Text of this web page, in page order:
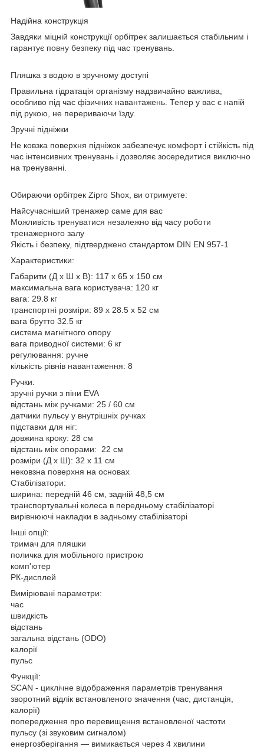
Надійна конструкція
Завдяки міцній конструкції орбітрек залишається стабільним і
гарантує повну безпеку під час тренувань.
Пляшка з водою в зручному доступі
Правильна гідратація організму надзвичайно важлива,
особливо під час фізичних навантажень. Тепер у вас є напій
під рукою, не перериваючи їзду.
Зручні підніжки
Не ковзка поверхня підніжок забезпечує комфорт і стійкість під
час інтенсивних тренувань і дозволяє зосередитися виключно
на тренуванні.
Обираючи орбітрек Zipro Shox, ви отримуєте:
Найсучасніший тренажер саме для вас
Можливість тренуватися незалежно від часу роботи
тренажерного залу
Якість і безпеку, підтверджено стандартом DIN EN 957-1
Характеристики:
Габарити (Д х Ш х В): 117 х 65 х 150 см
максимальна вага користувача: 120 кг
вага: 29.8 кг
транспортні розміри: 89 x 28.5 x 52 см
вага брутто 32.5 кг
система магнітного опору
вага приводної системи: 6 кг
регулювання: ручне
кількість рівнів навантаження: 8
Ручки:
зручні ручки з піни EVA
відстань між ручками: 25 / 60 см
датчики пульсу у внутрішніх ручках
підставки для ніг:
довжина кроку: 28 см
відстань між опорами: 22 см
розміри (Д х Ш): 32 х 11 см
нековзна поверхня на основах
Стабілізатори:
ширина: передній 46 см, задній 48,5 см
транспортувальні колеса в передньому стабілізаторі
вирівнюючі накладки в задньому стабілізаторі
Інші опції:
тримач для пляшки
поличка для мобільного пристрою
комп'ютер
РК-дисплей
Вимірювані параметри:
час
швидкість
відстань
загальна відстань (ODO)
калорії
пульс
Функції:
SCAN - циклічне відображення параметрів тренування
зворотний відлік встановленого значення (час, дистанція,
калорії)
попередження про перевищення встановленої частоти
пульсу (зі звуковим сигналом)
енергозберігання — вимикається через 4 хвилини